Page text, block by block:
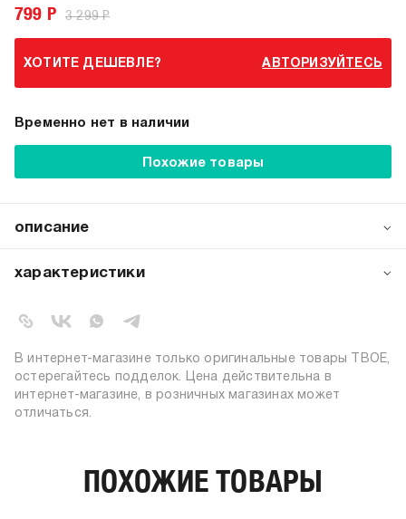
799 Р 3 299 Р
ХОТИТЕ ДЕШЕВЛЕ? АВТОРИЗУЙТЕСЬ
Временно нет в наличии
Похожие товары
описание
сочетание спортивного стиля и комфорта. Выполненные
современного мужчины. Экокожа премиального качества
характеристики
коллекция:
вид застежки:
шнуровка
цвет:
белый
состав:
100% полиуретан
материал верха:
материал подошвы:
поливинилхлорид
В интернет-магазине только оригинальные товары ТВОЕ,
остерегайтесь подделок. Цена действительна в
интернет-магазине, в розничных магазинах может
отличаться.
ПОХОЖИЕ ТОВАРЫ